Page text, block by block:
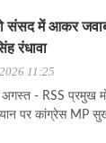
संसद में आकर जवाब
रंधावा
11:25
अगस्त - RSS प्रमुख
पर कांग्रेस MP